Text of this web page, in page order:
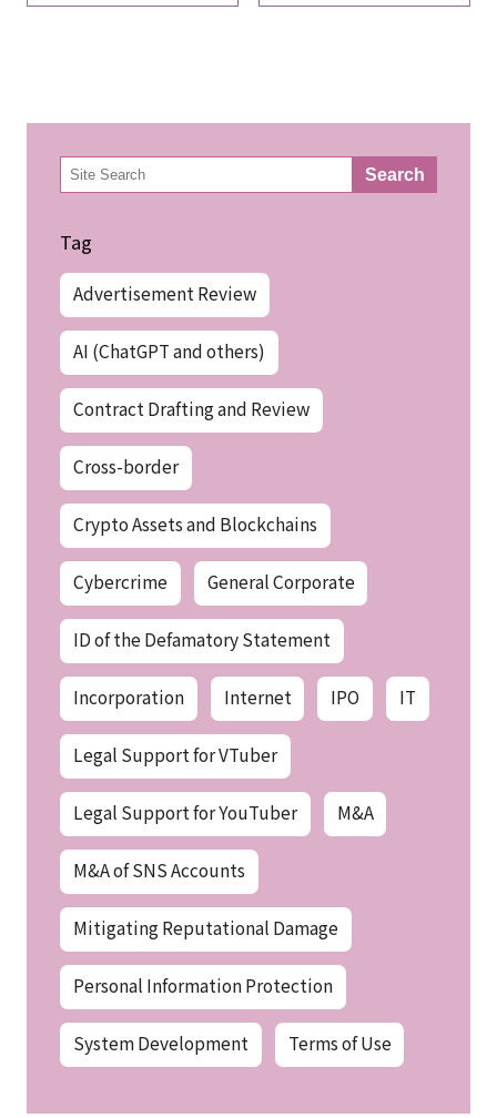
検
索 Search
Tag
Advertisement Review
AI (ChatGPT and others)
Contract Drafting and Review
Cross-border
Crypto Assets and Blockchains
Cybercrime General Corporate
ID of the Defamatory Statement
Incorporation Internet IPO IT
Legal Support for VTuber
Legal Support for YouTuber M&A
M&A of SNS Accounts
Mitigating Reputational Damage
Personal Information Protection
System Development Terms of Use